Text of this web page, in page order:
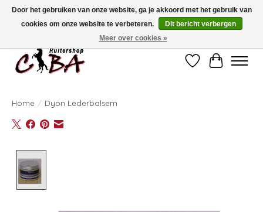
Bij vragen kan u ons contacteren op het nummer 011/60.67.34 ofciba@skynet.be
Ambachtstraat 22 A, 3530 Helchteren
Verlanglijst
Home / Dyon Lederbalsem
Door het gebruiken van onze website, ga je akkoord met het gebruik van
cookies om onze website te verbeteren.
Dit bericht verbergen
Meer over cookies »